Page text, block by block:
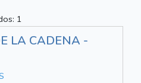
1
LA CADENA -